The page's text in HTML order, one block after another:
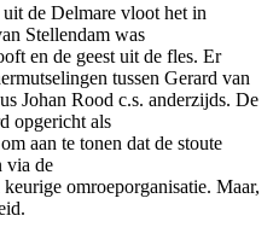
de Delmare vloot het in
Stellendam was
en de geest uit de fles. Er
tussen Gerard van
Johan Rood c.s. anderzijds. De
opgericht als
aan te tonen dat de stoute
via de
omroeporganisatie. Maar,